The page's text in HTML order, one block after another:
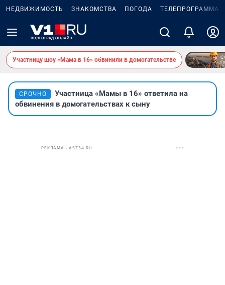
НЕДВИЖИМОСТЬ ЗНАКОМСТВА ПОГОДА ТЕЛЕПРОГРАММА
Участницу шоу «Мама в 16» обвинили в домогательстве
СРОЧНО
Участница «Мамы в 16» ответила на
обвинения в домогательствах к сыну
РЕКЛАМА • ASZ34.RU